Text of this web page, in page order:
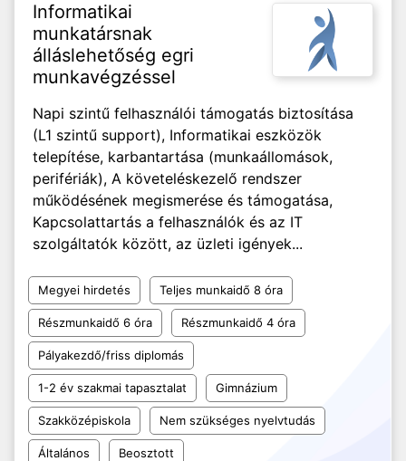
Informatikai
munkatársnak
álláslehetőség egri
munkavégzéssel
Napi szintű felhasználói támogatás biztosítása
(L1 szintű support), Informatikai eszközök
telepítése, karbantartása (munkaállomások,
perifériák), A követeléskezelő rendszer
működésének megismerése és támogatása,
Kapcsolattartás a felhasználók és az IT
szolgáltatók között, az üzleti igények...
Megyei hirdetés Teljes munkaidő 8 óra
Részmunkaidő 6 óra Részmunkaidő 4 óra
Pályakezdő/friss diplomás
1-2 év szakmai tapasztalat Gimnázium
Szakközépiskola Nem szükséges nyelvtudás
Általános Beosztott